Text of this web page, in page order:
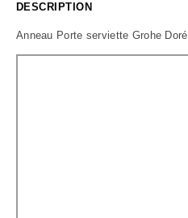
DESCRIPTION
Anneau Porte serviette Grohe Doré